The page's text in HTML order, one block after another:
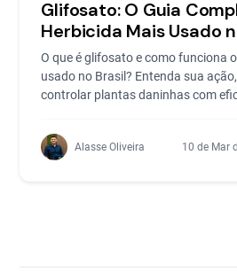
Glifosato: O Guia
Herbicida Mais Usado
O que é glifosato e como funciona
usado no Brasil? Entenda sua
controlar plantas daninhas com
Alasse Oliveira 10 de Mar